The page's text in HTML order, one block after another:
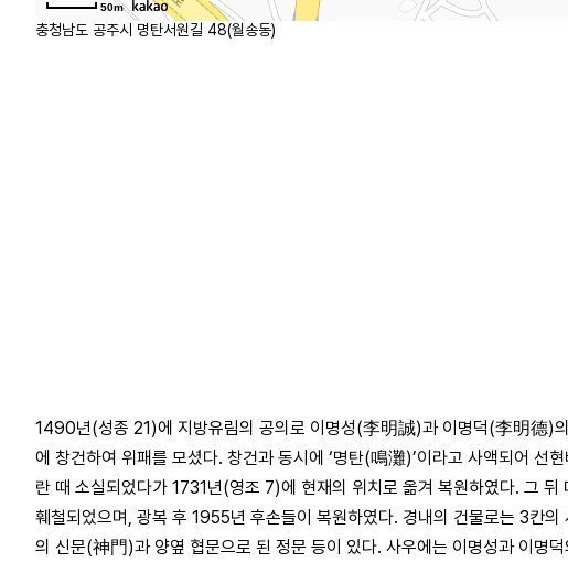
50m
충청남도 공주시 명탄서원길 48(월송동)
1490년(성종 21)에 지방유림의 공의로 이명성(李明誠)과 이명덕(李明德)
에 창건하여 위패를 모셨다. 창건과 동시에 ‘명탄(鳴灘)’이라고 사액되어 선
란 때 소실되었다가 1731년(영조 7)에 현재의 위치로 옮겨 복원하였다. 그
훼철되었으며, 광복 후 1955년 후손들이 복원하였다. 경내의 건물로는 3칸
의 신문(神門)과 양옆 협문으로 된 정문 등이 있다. 사우에는 이명성과 이명